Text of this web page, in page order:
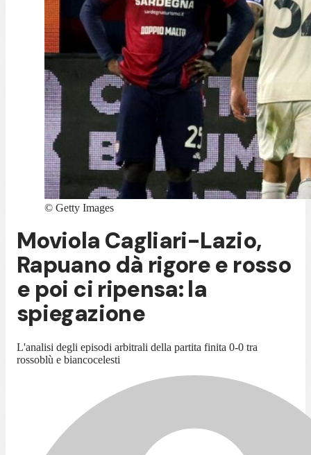
© Getty Images
Moviola Cagliari-Lazio,
Rapuano dà rigore e rosso
e poi ci ripensa: la
spiegazione
L'analisi degli episodi arbitrali della partita finita 0-0 tra
rossoblù e biancocelesti